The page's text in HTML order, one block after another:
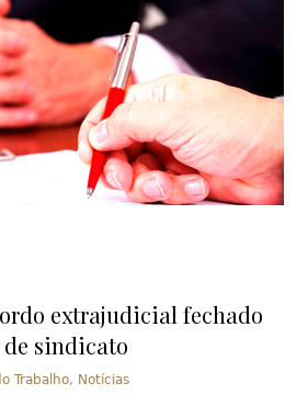
extrajudicial fechado
sindicato
Trabalho, Notícias